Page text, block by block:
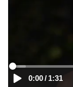
0:00/ 1:31